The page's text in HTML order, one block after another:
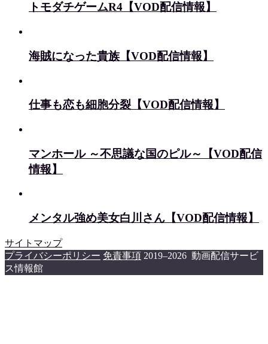
トモダチゲームR4【VOD配信情報】
海賊になった貴族【VOD配信情報】
仕事も恋も細胞分裂【VOD配信情報】
マンホール ～不思議な国のピル～【VOD配信
情報】
メンタル強め美女白川さん【VOD配信情報】
サイトマップ
プライバシーポリシー 免責事項 2019–2026 動画配信サービ
ス情報館